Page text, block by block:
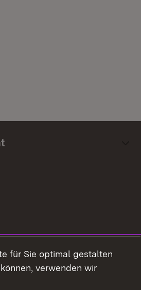
für Sie optimal gestalten
verwenden wir